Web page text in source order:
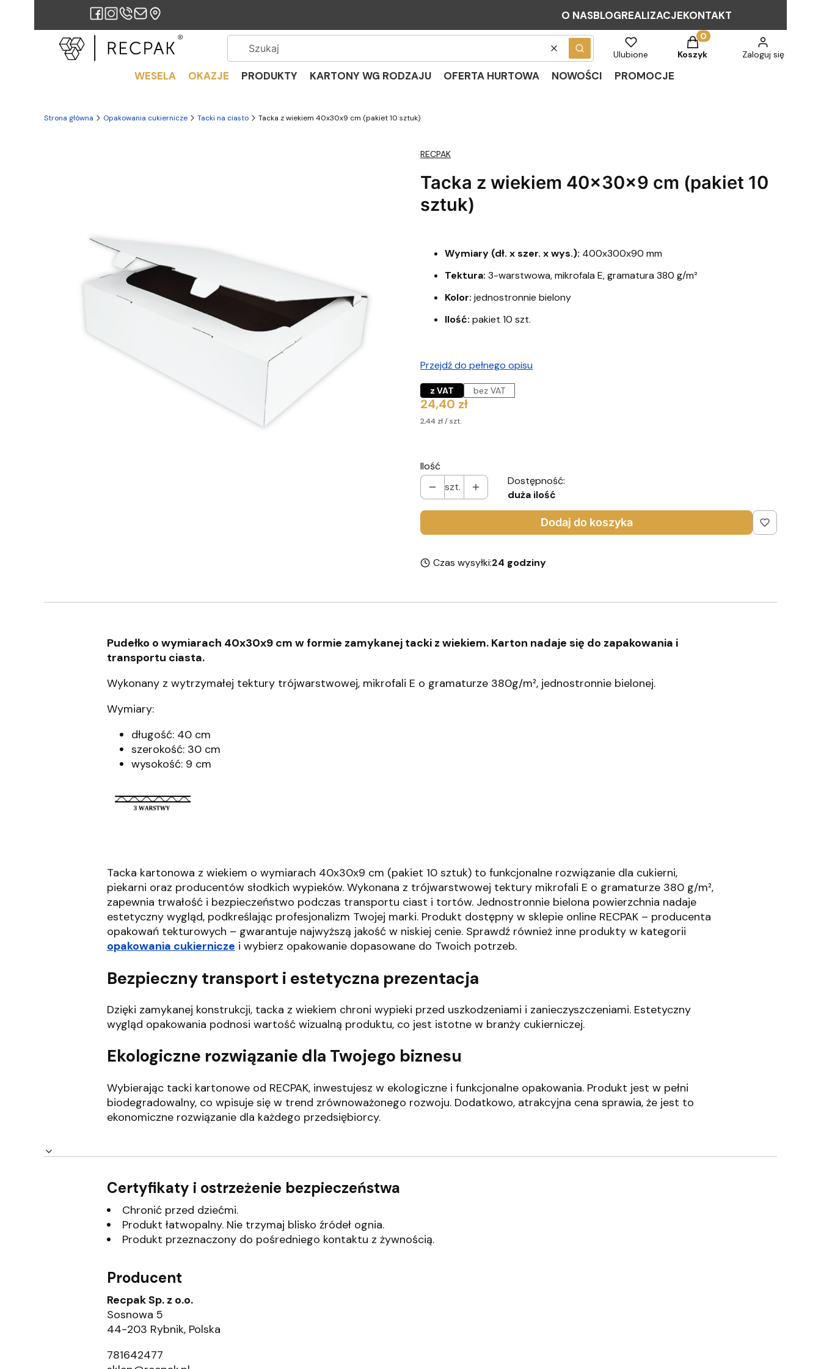
O NASBLOGREALIZACJEKONTAKT
WyczyśćSzukaj Ulubione
Produkty w koszyku: 0.
Koszyk Zaloguj się
WESELA OKAZJE PRODUKTY KARTONY WG RODZAJU OFERTA HURTOWA NOWOŚCI PROMOCJE
Strona główna Opakowania cukiernicze Tacki na ciasto Tacka z wiekiem 40x30x9 cm (pakiet 10 sztuk)
RECPAK
Tacka z wiekiem 40x30x9 cm (pakiet 10
sztuk)
Wymiary (dł. x szer. x wys.): 400x300x90 mm
Tektura: 3-warstwowa, mikrofala E, gramatura 380 g/m²
Kolor: jednostronnie bielony
Ilość: pakiet 10 szt.
Przejdź do pełnego opisu
z VAT bez VAT
Cena
24,40 zł
2,44 zł / szt.
Ilość
szt.
Dostępność:
duża ilość
Dodaj do koszyka
Czas wysyłki:24 godziny
Pudełko o wymiarach 40x30x9 cm w formie zamykanej tacki z wiekiem. Karton nadaje się do zapakowania i
transportu ciasta.
Wykonany z wytrzymałej tektury trójwarstwowej, mikrofali E o gramaturze 380g/m², jednostronnie bielonej.
Wymiary:
długość: 40 cm
szerokość: 30 cm
wysokość: 9 cm
Tacka kartonowa z wiekiem o wymiarach 40x30x9 cm (pakiet 10 sztuk) to funkcjonalne rozwiązanie dla cukierni,
piekarni oraz producentów słodkich wypieków. Wykonana z trójwarstwowej tektury mikrofali E o gramaturze 380 g/m²,
zapewnia trwałość i bezpieczeństwo podczas transportu ciast i tortów. Jednostronnie bielona powierzchnia nadaje
estetyczny wygląd, podkreślając profesjonalizm Twojej marki. Produkt dostępny w sklepie online RECPAK – producenta
opakowań tekturowych – gwarantuje najwyższą jakość w niskiej cenie. Sprawdź również inne produkty w kategorii
opakowania cukiernicze i wybierz opakowanie dopasowane do Twoich potrzeb.
Bezpieczny transport i estetyczna prezentacja
Dzięki zamykanej konstrukcji, tacka z wiekiem chroni wypieki przed uszkodzeniami i zanieczyszczeniami. Estetyczny
wygląd opakowania podnosi wartość wizualną produktu, co jest istotne w branży cukierniczej.
Ekologiczne rozwiązanie dla Twojego biznesu
Wybierając tacki kartonowe od RECPAK, inwestujesz w ekologiczne i funkcjonalne opakowania. Produkt jest w pełni
biodegradowalny, co wpisuje się w trend zrównoważonego rozwoju. Dodatkowo, atrakcyjna cena sprawia, że jest to
ekonomiczne rozwiązanie dla każdego przedsiębiorcy.
Certyfikaty i ostrzeżenie bezpieczeństwa
Chronić przed dziećmi.
Produkt łatwopalny. Nie trzymaj blisko źródeł ognia.
Produkt przeznaczony do pośredniego kontaktu z żywnością.
Producent
Recpak Sp. z o.o.
Sosnowa 5
44-203 Rybnik, Polska
781642477